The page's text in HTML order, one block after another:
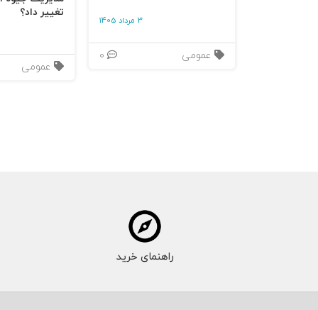
3 مرداد 1405
عمومی
تغییر داد؟
عمومی
راهنمای خرید